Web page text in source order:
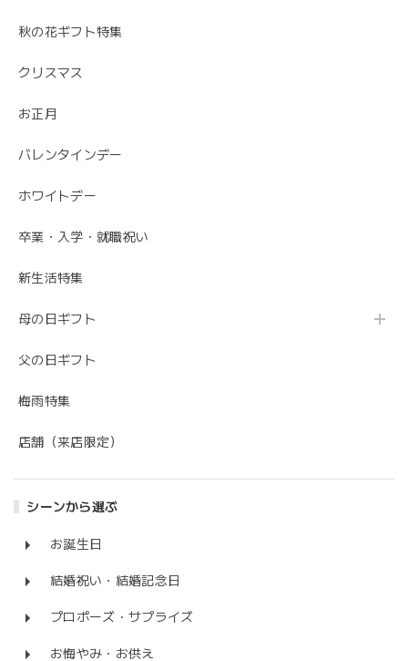
秋の花ギフト特集
クリスマス
お正月
バレンタインデー
ホワイトデー
卒業・入学・就職祝い
新生活特集
母の日ギフト
父の日ギフト
梅雨特集
店舗（来店限定）
シーンから選ぶ
お誕生日
結婚祝い・結婚記念日
プロポーズ・サプライズ
お悔やみ・お供え